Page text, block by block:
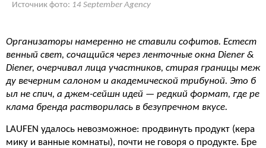
Источник фото: 14 September Agency
Организаторы намеренно не ставили софитов. Естест
венный свет, сочащийся через ленточные окна Diener &
Diener, очерчивал лица участников, стирая границы меж
ду вечерним салоном и академической трибуной. Это б
ыл не спич, а джем-сейшн идей — редкий формат, где ре
клама бренда растворилась в безупречном вкусе.
LAUFEN удалось невозможное: продвинуть продукт (кера
мику и ванные комнаты), почти не говоря о продукте. Бре